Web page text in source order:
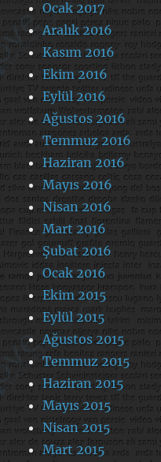
Ocak 2017
Aralık 2016
Kasım 2016
Ekim 2016
Eylül 2016
Ağustos 2016
Temmuz 2016
Haziran 2016
Mayıs 2016
Nisan 2016
Mart 2016
Şubat 2016
Ocak 2016
Ekim 2015
Eylül 2015
Ağustos 2015
Temmuz 2015
Haziran 2015
Mayıs 2015
Nisan 2015
Mart 2015